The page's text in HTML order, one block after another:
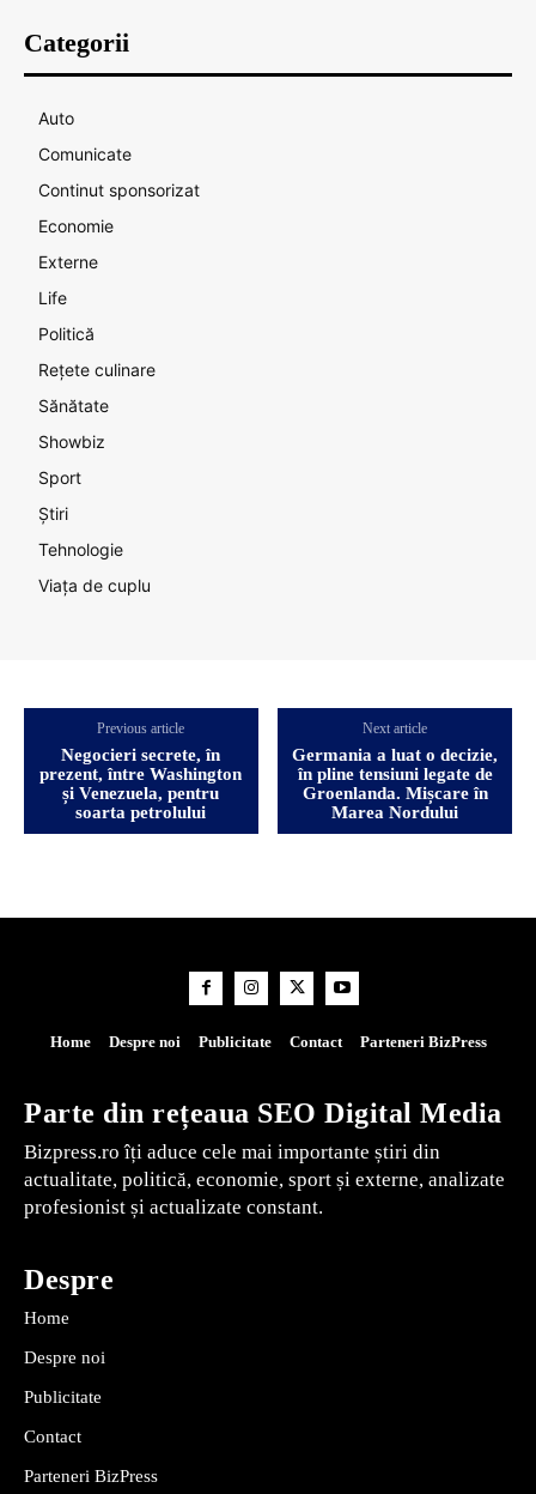
Categorii
Auto
Comunicate
Continut sponsorizat
Economie
Externe
Life
Politică
Rețete culinare
Sănătate
Showbiz
Sport
Știri
Tehnologie
Viața de cuplu
Previous article
Negocieri secrete, în
prezent, între Washington
și Venezuela, pentru
soarta petrolului
Next article
Germania a luat o decizie,
în pline tensiuni legate de
Groenlanda. Mișcare în
Marea Nordului
Home Despre noi Publicitate Contact Parteneri BizPress
Parte din rețeaua SEO Digital Media
Bizpress.ro îți aduce cele mai importante știri din
actualitate, politică, economie, sport și externe, analizate
profesionist și actualizate constant.
Despre
Home
Despre noi
Publicitate
Contact
Parteneri BizPress